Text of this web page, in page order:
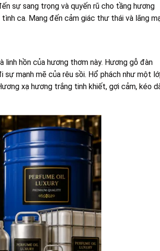
sự sang trọng và quyến rũ cho tầng hương
ca. Mang đến cảm giác thư thái và lãng
linh hồn của hương thơm này. Hương gỗ đàn
sự mạnh mẽ của rêu sồi. Hổ phách như một
xạ hương trắng tinh khiết, gợi cảm, kéo